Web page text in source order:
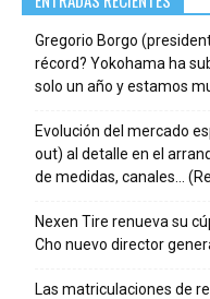
Gregorio Borgo
récord? Yokohama ha
solo un año y estamos
Evolución del mercado
out) al detalle en el
de medidas, canales…
Nexen Tire renueva su
Cho nuevo director
Las matriculaciones de